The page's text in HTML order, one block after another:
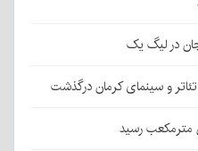
در لیگ یک
و سینمای کرمان درگذشت